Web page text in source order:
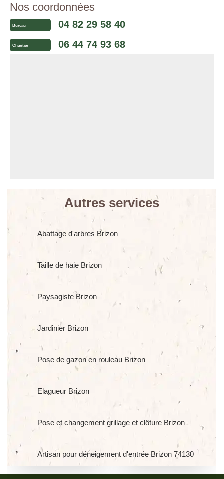
Nos coordonnées
Bureau 04 82 29 58 40
Chantier 06 44 74 93 68
Autres services
Abattage d'arbres Brizon
Taille de haie Brizon
Paysagiste Brizon
Jardinier Brizon
Pose de gazon en rouleau Brizon
Elagueur Brizon
Pose et changement grillage et clôture Brizon
Artisan pour déneigement d'entrée Brizon 74130